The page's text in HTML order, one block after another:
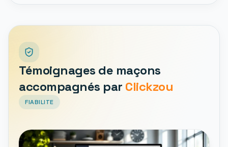
Témoignages de maçons
accompagnés par Clickzou
FIABILITE